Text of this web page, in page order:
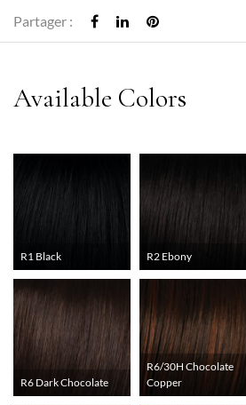
Partager :
R1 Black R2 Ebony
R6 Dark Chocolate
R6/30H Chocolate
Copper